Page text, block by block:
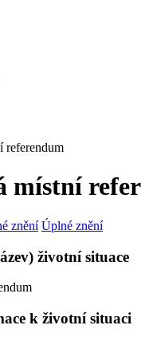
referendum
místní
znění Úplné znění
životní situace
k životní situaci